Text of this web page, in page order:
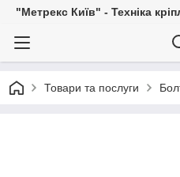
"Метрекс Київ" - Техніка
Товари та послуги